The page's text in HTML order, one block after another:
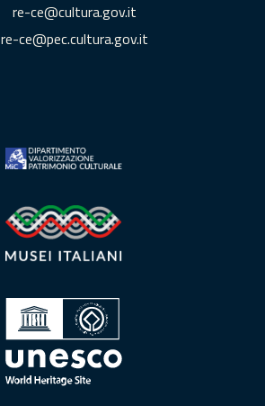
re-ce@cultura.gov.it
re-ce@pec.cultura.gov.it